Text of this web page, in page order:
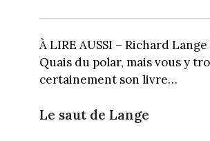
À LIRE AUSSI – Richard Lange
Quais du polar, mais vous y
certainement son livre…
Le saut de Lange